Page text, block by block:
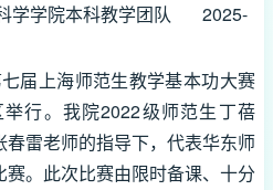
学学院本科教学团队
2025-
届上海师范生教学基本功大赛
行。我院2022级师范生丁蓓
雷老师的指导下，代表华东师
。此次比赛由限时备课、十分